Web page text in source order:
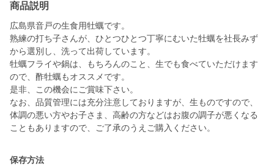
商品説明
広島県音戸の生食用牡蠣です。
熟練の打ち子さんが、ひとつひとつ丁寧にむいた牡蠣を社長みず
から選別し、洗って出荷しています。
牡蠣フライや鍋は、もちろんのこと、生でも食べていただけます
ので、酢牡蠣もオススメです。
是非、この機会にご賞味下さい。
なお、品質管理には充分注意しておりますが、生ものですので、
体調の悪い方やお子さま、高齢の方などはお腹の調子が悪くなる
こともありますので、ご了承のうえご購入ください。
保存方法